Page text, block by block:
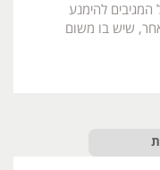
להימנע
אחר, שיש בו משום